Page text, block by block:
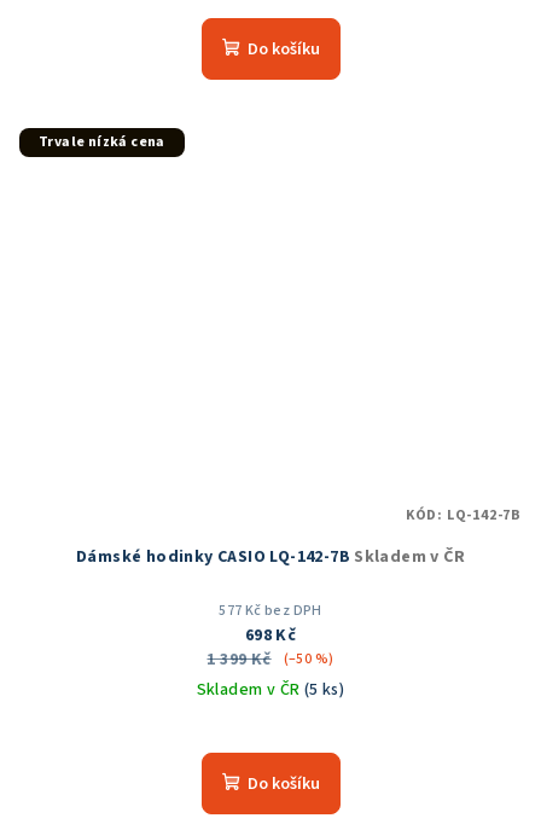
Do košíku
Trvale nízká cena
Dámské hodinky CASIO LQ-142-7B Skladem v ČR
577 Kč bez DPH
698 Kč
1 399 Kč
(–50 %)
Skladem v ČR (5 ks)
hodnocení
produktu
Do košíku
KÓD: LQ-142-7B